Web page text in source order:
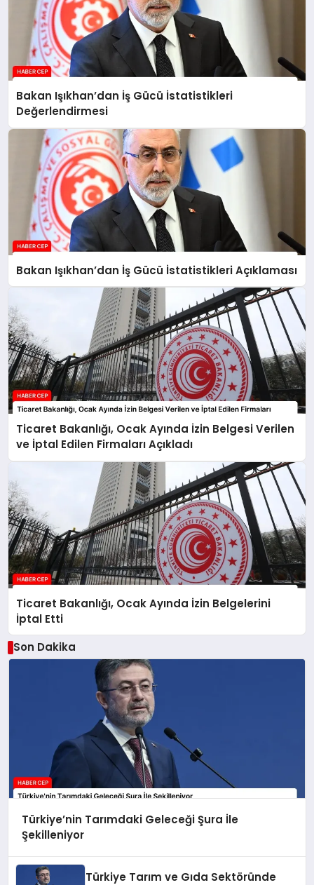
Bakan Işıkhan’dan İş Gücü İstatistikleri
Değerlendirmesi
Bakan Işıkhan’dan İş Gücü İstatistikleri Açıklaması
Ticaret Bakanlığı, Ocak Ayında İzin Belgesi Verilen
ve İptal Edilen Firmaları Açıkladı
Ticaret Bakanlığı, Ocak Ayında İzin Belgelerini
İptal Etti
Son Dakika
Türkiye’nin Tarımdaki Geleceği Şura İle
Şekilleniyor
Türkiye Tarım ve Gıda Sektöründe